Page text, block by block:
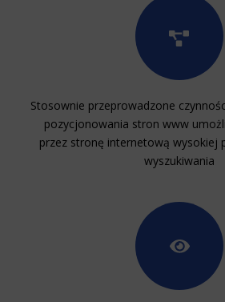
Stosownie przeprowadzone
pozycjonowania stron www
przez stronę internetową wysokiej
wyszukiwania